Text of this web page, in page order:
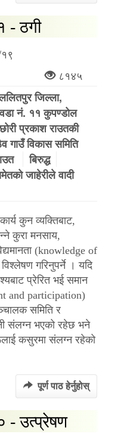
- ठगी
८१४५
जिल्ला,
नं. ११ कुपण्डोल
प्रकाश राउतकी
गाउँ विकास समिति
बिरुद्ध
जाहेरीले वादी
कुन व्यक्तिबाट,
कुरा मनसाय,
(knowledge of
गरिनुपर्ने । यदि
प्रेरित भई समान
and participation)
समिति र
संलग्न भएको रहेछ भने
कसुरमा संलग्न रहेको
पूर्ण पाठ हेर्नुहोस्
- उत्प्रेषण